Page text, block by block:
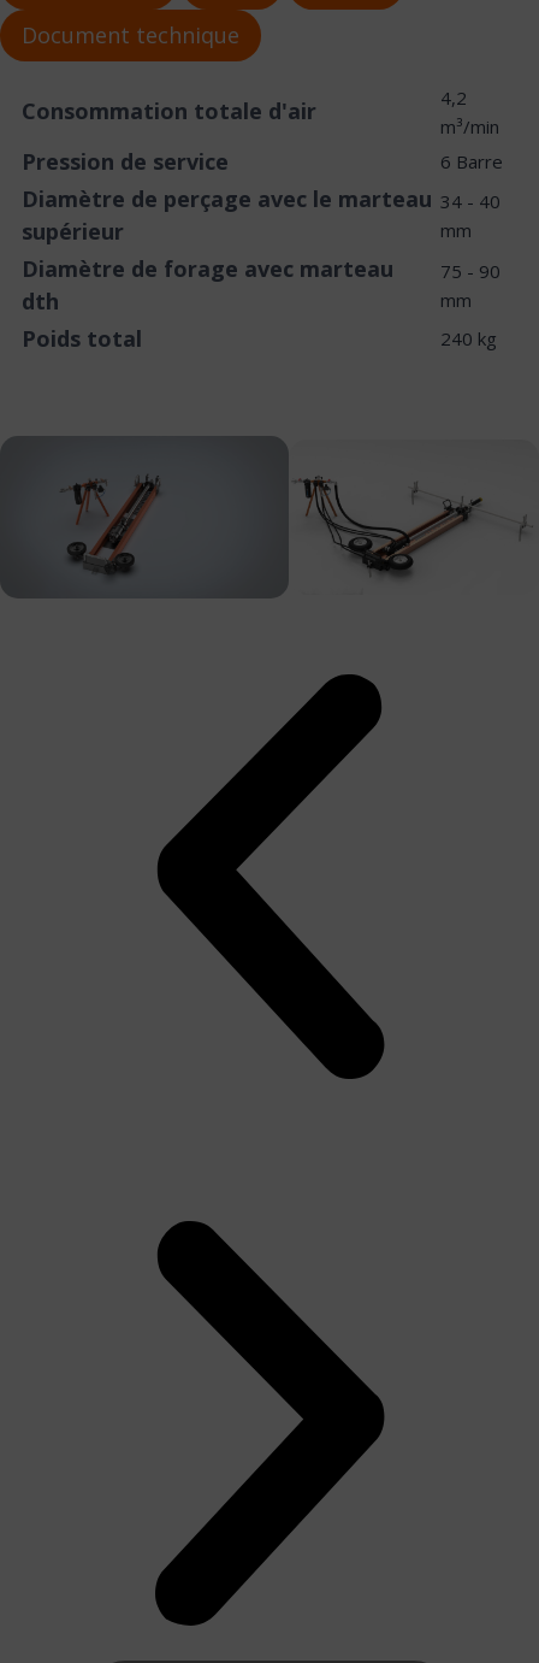
Document technique
Consommation totale d'air
4,2
m³/min
Pression de service 6 Barre
Diamètre de perçage avec le marteau
supérieur
34 - 40
mm
Diamètre de forage avec marteau
dth
75 - 90
mm
Poids total 240 kg